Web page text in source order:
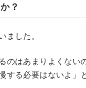
？
ました。
のはあまりよくな
する必要はないよ」